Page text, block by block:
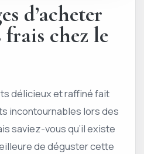
d’acheter
chez le
délicieux et raffiné fait
incontournables lors des
saviez-vous qu’il existe
de déguster cette